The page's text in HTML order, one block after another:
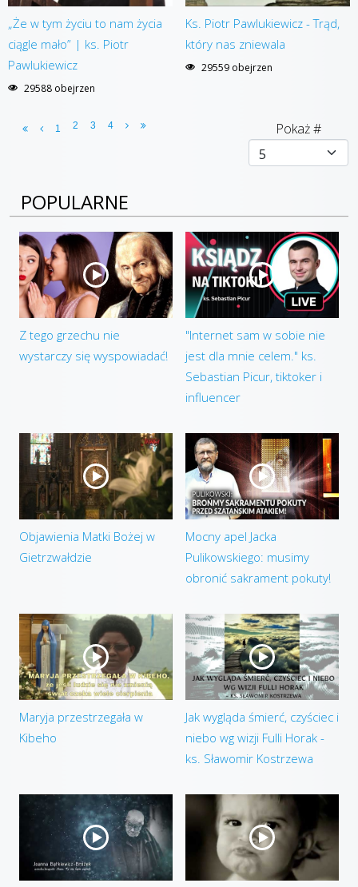
„Że w tym życiu to nam życia
ciągle mało” | ks. Piotr
Pawlukiewicz
29588 obejrzen
Ks. Piotr Pawlukiewicz - Trąd,
który nas zniewala
29559 obejrzen
Pokaż #
1 2 3 4
POPULARNE
Z tego grzechu nie
wystarczy się wyspowiadać!
"Internet sam w sobie nie
jest dla mnie celem." ks.
Sebastian Picur, tiktoker i
influencer
Objawienia Matki Bożej w
Gietrzwałdzie
Mocny apel Jacka
Pulikowskiego: musimy
obronić sakrament pokuty!
Maryja przestrzegała w
Kibeho
Jak wygląda śmierć, czyściec i
niebo wg wizji Fulli Horak -
ks. Sławomir Kostrzewa